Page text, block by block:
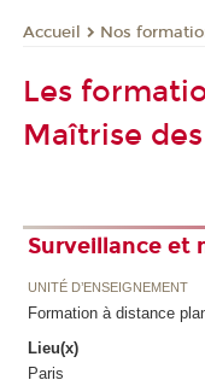
Accueil Nos
Les
Maîtrise
Surveillance et
UNITÉ D’ENSEIGNEMENT
Formation à distance
Lieu(x)
Paris